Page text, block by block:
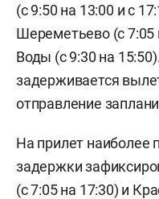
(с 9:50 на 13:00 и с
Шереметьево (с
Воды (с 9:30 на
задерживается
отправление
На прилет наиболее
задержки
(с 7:05 на 17:30) и